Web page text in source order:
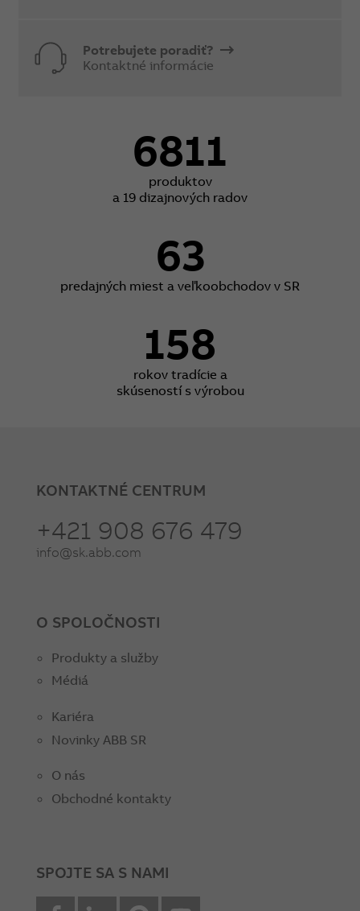
Potrebujete poradiť?
Kontaktné informácie
6811
produktov
a 19 dizajnových radov
63
predajných miest a veľkoobchodov v SR
158
rokov tradície a
skúseností s výrobou
KONTAKTNÉ CENTRUM
+421 908 676 479
info@sk.abb.com
O SPOLOČNOSTI
Produkty a služby
Médiá
Kariéra
Novinky ABB SR
O nás
Obchodné kontakty
SPOJTE SA S NAMI
facebookLinkedin Pinterest